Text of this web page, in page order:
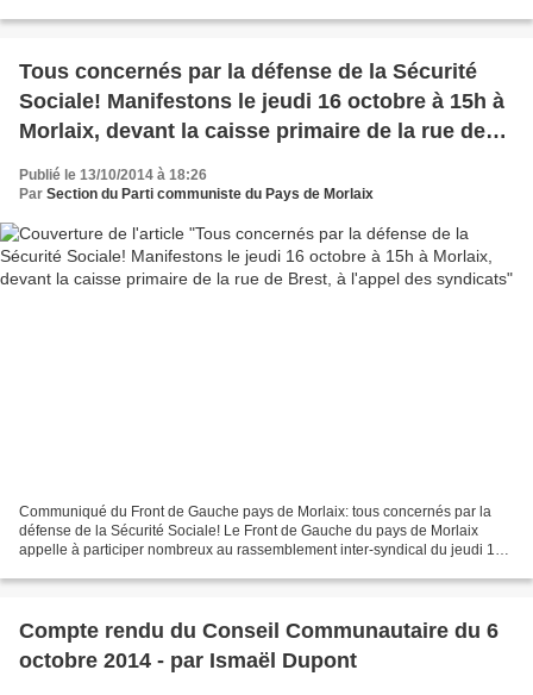
Tous concernés par la défense de la Sécurité
Sociale! Manifestons le jeudi 16 octobre à 15h à
Morlaix, devant la caisse primaire de la rue de
Publié le 13/10/2014 à 18:26
Par Section du Parti communiste du Pays de Morlaix
Communiqué du Front de Gauche pays de Morlaix: tous concernés par la
défense de la Sécurité Sociale! Le Front de Gauche du pays de Morlaix
appelle à participer nombreux au rassemblement inter-syndical du jeudi 16
Compte rendu du Conseil Communautaire du 6
octobre 2014 - par Ismaël Dupont